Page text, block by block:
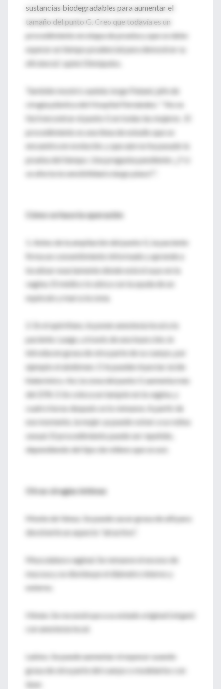
sustancias biodegradables para aumentar el
tamaño del punto G. Creo que todavía es un
procedimiento en etapa de prueba y que se debe
esperar un tiempo prudencial para demostrar su
eficiencia”, opinó Dimópulos.
También mostró cautela Jorge Patané, jefe de
cirugía plástica del Hospital Fernández: “ No es
fácil encontrar el punto G en todas las mujeres . El
procedimiento es una línea de estudio que se
encuentra en evolución, y que aún no ha pasado la
prueba del tiempo. Una pregunta pendiente: ¿Y si
se afecta la sensibilidad a largo plazo?”.
Cómo se hace la operación
1. Antes de la ampliación del punto G, la paciente
firma un consentimiento informado y aprende a
localizar exactamente dónde está el suyo en la
vagina. El médico lo ubica con la ayuda de un
espéculo y marca la zona.
2. En el quirófano, le ponen anestesia local a la
paciente. Luego, a través de una inyección, le
introducen grasa de otra parte de su cuerpo, por
ejemplo el abdómen. O le pueden inyectar ácido
hialurónico. Así, la zona del punto G aumenta más
del 25% 3. Se coloca un tampón en la vagina, y
cuatro horas después se lo remueve. A partir de
ese momento, la mujer ya puede volver a su rutina
sexual. El procedimiento puede ser repetido,
dependiendo del tipo de relleno que se usó.
Otras cirugías íntimas
Monte de Venus. Se puede sacar grasa de allí para
devolverle un aspecto “atractivo”.
Musculatura vaginal. Se remueve el exceso de
mucosa y se disminuye el diámetro interno y
externo.
Himen. Se reconstruye a su estado original (virgen)
con anestesia local.
Labios. Se puede aumentar el espesor usando
grasa de otra parte del cuerpo o modelarlos con
láser.